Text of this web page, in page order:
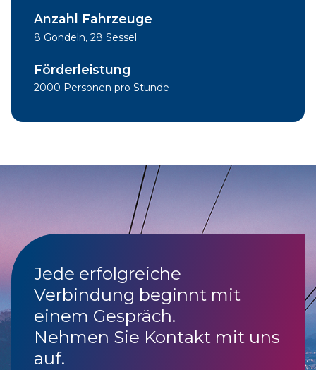
Anzahl Fahrzeuge
8 Gondeln, 28 Sessel
Förderleistung
2000 Personen pro Stunde
Jede erfolgreiche
Verbindung beginnt mit
einem Gespräch.
Nehmen Sie Kontakt mit uns
auf.